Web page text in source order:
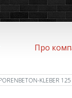
Про
KLEBER